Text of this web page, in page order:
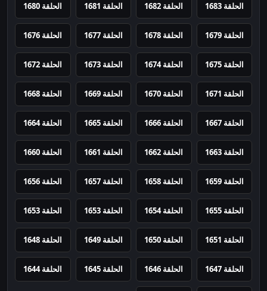
الحلقة 1683 الحلقة 1682 الحلقة 1681 الحلقة 1680
الحلقة 1679 الحلقة 1678 الحلقة 1677 الحلقة 1676
الحلقة 1675 الحلقة 1674 الحلقة 1673 الحلقة 1672
الحلقة 1671 الحلقة 1670 الحلقة 1669 الحلقة 1668
الحلقة 1667 الحلقة 1666 الحلقة 1665 الحلقة 1664
الحلقة 1663 الحلقة 1662 الحلقة 1661 الحلقة 1660
الحلقة 1659 الحلقة 1658 الحلقة 1657 الحلقة 1656
الحلقة 1655 الحلقة 1654 الحلقة 1653 الحلقة 1653
الحلقة 1651 الحلقة 1650 الحلقة 1649 الحلقة 1648
الحلقة 1647 الحلقة 1646 الحلقة 1645 الحلقة 1644